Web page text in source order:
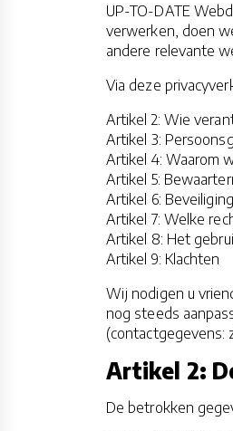
UP-TO-DATE
verwerken, doen
andere relevante
Via deze
Artikel 2: Wie
Artikel 3:
Artikel 4: Waarom
Artikel 5:
Artikel 6:
Artikel 7: Welke
Artikel 8: Het
Artikel 9: Klachten
Wij nodigen u
nog steeds
(contactgegevens:
Artikel 2:
De betrokken